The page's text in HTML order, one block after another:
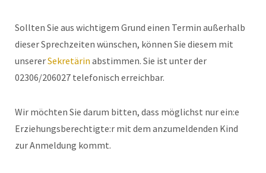
Sollten Sie aus wichtigem Grund einen Termin außerhalb
dieser Sprechzeiten wünschen, können Sie diesem mit
unsererSekretärin abstimmen. Sie ist unter der
02306/206027 telefonisch erreichbar.
Wir möchten Sie darum bitten, dass möglichst nur ein:e
Erziehungsberechtigte:r mit dem anzumeldenden Kind
zur Anmeldung kommt.